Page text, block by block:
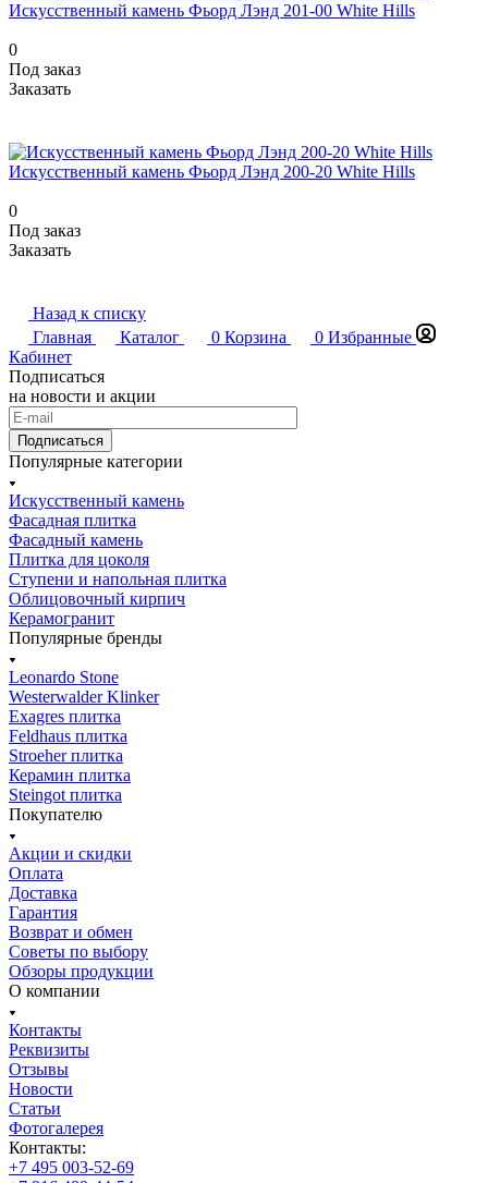
Искусственный камень Фьорд Лэнд 201-00 White Hills
0
Под заказ
Заказать
Искусственный камень Фьорд Лэнд 200-20 White Hills
0
Под заказ
Заказать
Назад к списку
Главная
Каталог 0 Корзина 0 Избранные
Кабинет
Подписаться
на новости и акции
Подписаться
Популярные категории
Искусственный камень
Фасадная плитка
Фасадный камень
Плитка для цоколя
Ступени и напольная плитка
Облицовочный кирпич
Керамогранит
Популярные бренды
Leonardo Stone
Westerwalder Klinker
Exagres плитка
Feldhaus плитка
Stroeher плитка
Керамин плитка
Steingot плитка
Покупателю
Акции и скидки
Оплата
Доставка
Гарантия
Возврат и обмен
Советы по выбору
Обзоры продукции
О компании
Контакты
Реквизиты
Отзывы
Новости
Статьи
Фотогалерея
Контакты:
+7 495 003-52-69